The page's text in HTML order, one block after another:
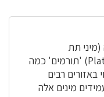
(מיני תת
המשפחותScolytinae ו- Platypodinae) 'תורמים' כמה
באזורים רבים
מינים אלה